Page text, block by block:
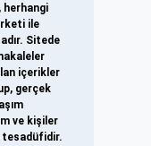
ile
Sitede
içerikler
gerçek
ve kişiler
tesadüfidir.